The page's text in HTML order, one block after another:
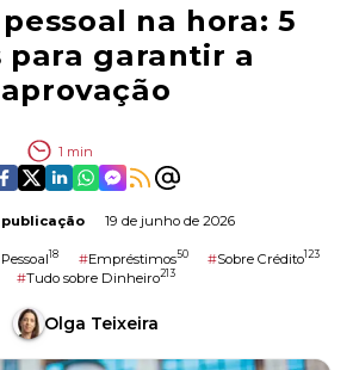
na hora: 5
para garantir a
aprovação
1 min
19 de junho de 2026
18 #Empréstimos50 #Sobre Crédito123
#Tudo sobre Dinheiro213
Olga Teixeira